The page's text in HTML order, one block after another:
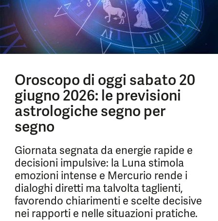
Oroscopo di oggi sabato 20
giugno 2026: le previsioni
astrologiche segno per
segno
Giornata segnata da energie rapide e
decisioni impulsive: la Luna stimola
emozioni intense e Mercurio rende i
dialoghi diretti ma talvolta taglienti,
favorendo chiarimenti e scelte decisive
nei rapporti e nelle situazioni pratiche.